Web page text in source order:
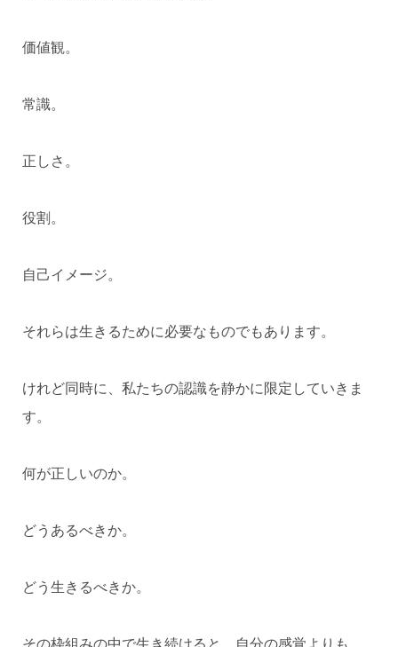
価値観。
常識。
正しさ。
役割。
自己イメージ。
それらは生きるために必要なものでもあります。
けれど同時に、私たちの認識を静かに限定していきま
す。
何が正しいのか。
どうあるべきか。
どう生きるべきか。
その枠組みの中で生き続けると、自分の感覚よりも、